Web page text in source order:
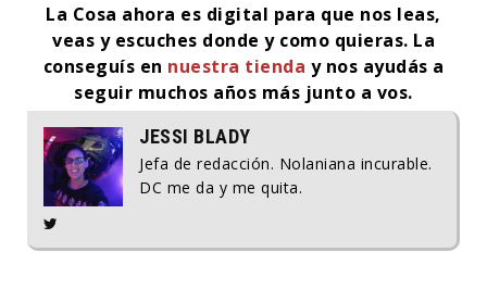
La Cosa ahora es digital para que nos leas,
veas y escuches donde y como quieras. La
conseguís en nuestra tienda y nos ayudás a
seguir muchos años más junto a vos.
JESSI BLADY
Jefa de redacción. Nolaniana incurable.
DC me da y me quita.